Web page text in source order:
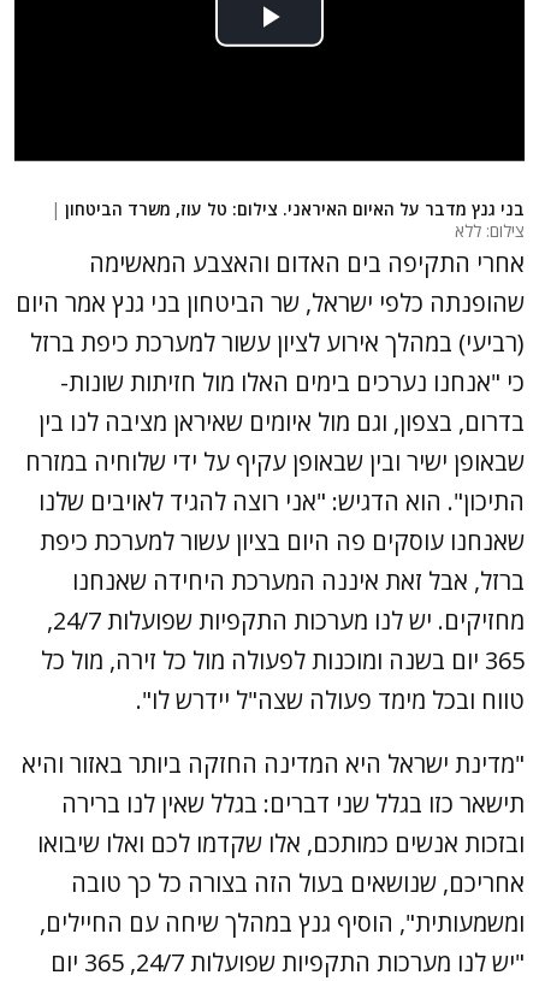
בני גנץ מדבר על האיום האיראני. צילום: טל עוז, משרד הביטחון |
צילום: ללא
אחרי התקיפה בים האדום והאצבע המאשימה
שהופנתה כלפי ישראל, שר הביטחון בני גנץ אמר היום
(רביעי) במהלך אירוע לציון עשור למערכת כיפת ברזל
כי "אנחנו נערכים בימים האלו מול חזיתות שונות-
בדרום, בצפון, וגם מול איומים שאיראן מציבה לנו בין
שבאופן ישיר ובין שבאופן עקיף על ידי שלוחיה במזרח
התיכון". הוא הדגיש: "אני רוצה להגיד לאויבים שלנו
שאנחנו עוסקים פה היום בציון עשור למערכת כיפת
ברזל, אבל זאת איננה המערכת היחידה שאנחנו
מחזיקים. יש לנו מערכות התקפיות שפועלות 24/7,
365 יום בשנה ומוכנות לפעולה מול כל זירה, מול כל
טווח ובכל מימד פעולה שצה"ל יידרש לו".
"מדינת ישראל היא המדינה החזקה ביותר באזור והיא
תישאר כזו בגלל שני דברים: בגלל שאין לנו ברירה
ובזכות אנשים כמותכם, אלו שקדמו לכם ואלו שיבואו
אחריכם, שנושאים בעול הזה בצורה כל כך טובה
ומשמעותית", הוסיף גנץ במהלך שיחה עם החיילים,
"יש לנו מערכות התקפיות שפועלות 24/7, 365 יום